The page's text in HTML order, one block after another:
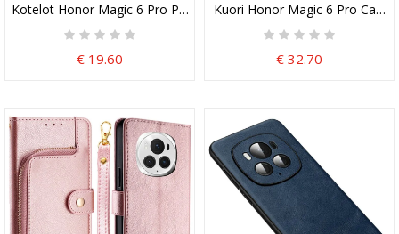
Kotelot Honor Magic 6 Pro Puhelinkuoret Kukkasuunnittelu
€ 19.60
Kuori Honor Magic 6 Pro
€ 32.70